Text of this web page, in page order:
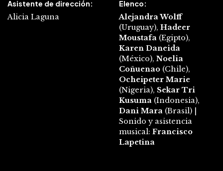
Asistente de dirección:
Alicia Laguna
Elenco:
Alejandra Wolff
(Uruguay), Hadeer
Moustafa (Egipto),
Karen Daneida
(México), Noelia
Coñuenao (Chile),
Ocheipeter Marie
(Nigeria), Sekar Tri
Kusuma (Indonesia),
Dani Mara (Brasil) |
Sonido y asistencia
musical: Francisco
Lapetina